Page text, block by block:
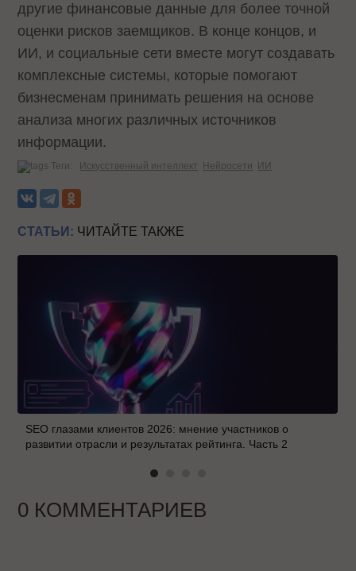
другие финансовые данные для более точной
оценки рисков заемщиков. В конце концов, и
ИИ, и социальные сети вместе могут создавать
комплексные системы, которые помогают
бизнесменам принимать решения на основе
анализа многих различных источников
информации.
Теги: Искусственный интеллект Нейросети ИИ
СТАТЬИ: ЧИТАЙТЕ ТАКЖЕ
SEO глазами клиентов 2026: мнение участников о
развитии отрасли и результатах рейтинга. Часть 2
0 КОММЕНТАРИЕВ